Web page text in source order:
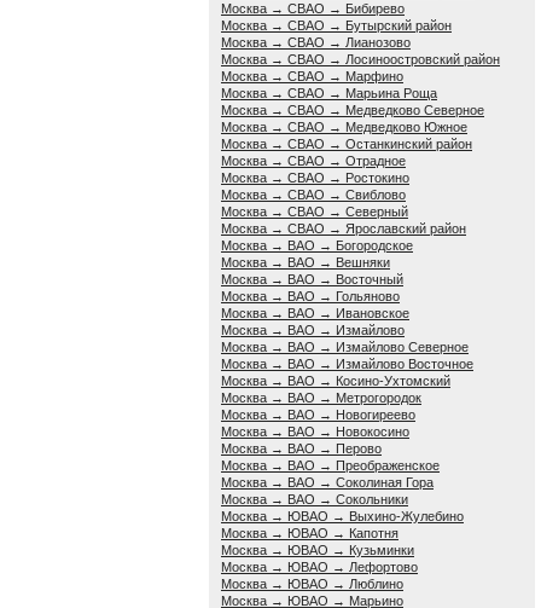
Москва → СВАО → Бибирево
Москва → СВАО → Бутырский район
Москва → СВАО → Лианозово
Москва → СВАО → Лосиноостровский район
Москва → СВАО → Марфино
Москва → СВАО → Марьина Роща
Москва → СВАО → Медведково Северное
Москва → СВАО → Медведково Южное
Москва → СВАО → Останкинский район
Москва → СВАО → Отрадное
Москва → СВАО → Ростокино
Москва → СВАО → Свиблово
Москва → СВАО → Северный
Москва → СВАО → Ярославский район
Москва → ВАО → Богородское
Москва → ВАО → Вешняки
Москва → ВАО → Восточный
Москва → ВАО → Гольяново
Москва → ВАО → Ивановское
Москва → ВАО → Измайлово
Москва → ВАО → Измайлово Северное
Москва → ВАО → Измайлово Восточное
Москва → ВАО → Косино-Ухтомский
Москва → ВАО → Метрогородок
Москва → ВАО → Новогиреево
Москва → ВАО → Новокосино
Москва → ВАО → Перово
Москва → ВАО → Преображенское
Москва → ВАО → Соколиная Гора
Москва → ВАО → Сокольники
Москва → ЮВАО → Выхино-Жулебино
Москва → ЮВАО → Капотня
Москва → ЮВАО → Кузьминки
Москва → ЮВАО → Лефортово
Москва → ЮВАО → Люблино
Москва → ЮВАО → Марьино